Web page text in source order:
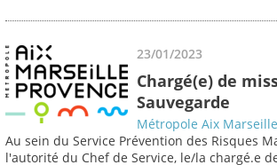
23/01/2023
Chargé(e) de
Sauvegarde
Métropole Aix
Au sein du Service Prévention des Risques
l'autorité du Chef de Service, le/la chargé.e